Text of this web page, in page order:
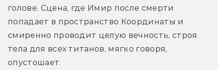
голове. Сцена, где Имир после смерти
попадает в пространство Координаты и
смиренно проводит целую вечность, строя
тела для всех титанов, мягко говоря,
опустошает.